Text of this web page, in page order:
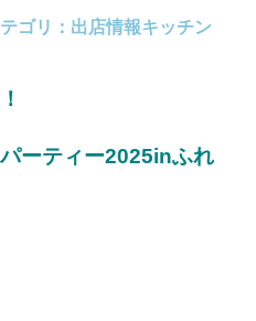
ゴリ： 出店情報キッチン
ーティー2025inふれ